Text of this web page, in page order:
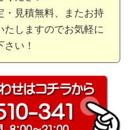
・見積無料、またお持
たしますのでお気軽に
い！